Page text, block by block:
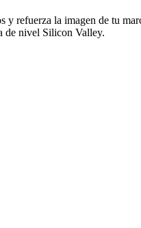
refuerza la imagen de tu
de nivel Silicon Valley.